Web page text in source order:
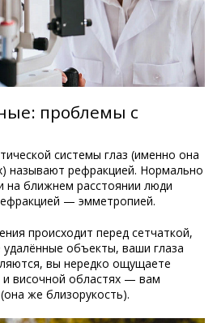
проблемы с
системы глаз (именно она
называют рефракцией. Нормально
на ближнем расстоянии люди
— эмметропией.
происходит перед сетчаткой,
объекты, ваши глаза
вы нередко ощущаете
височной областях — вам
же близорукость).